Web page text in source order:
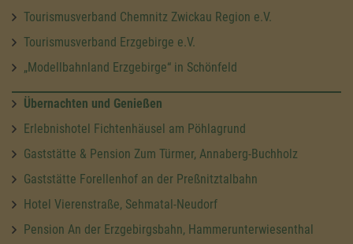
Tourismusverband Chemnitz Zwickau Region e.V.
Tourismusverband Erzgebirge e.V.
„Modellbahnland Erzgebirge“ in Schönfeld
Übernachten und Genießen
Erlebnishotel Fichtenhäusel am Pöhlagrund
Gaststätte & Pension Zum Türmer, Annaberg-Buchholz
Gaststätte Forellenhof an der Preßnitztalbahn
Hotel Vierenstraße, Sehmatal-Neudorf
Pension An der Erzgebirgsbahn, Hammerunterwiesenthal